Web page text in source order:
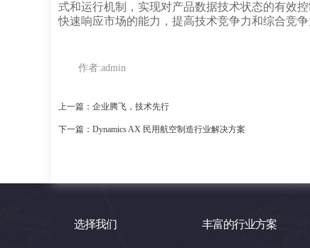
式和运行机制，实现对产品数据技术状态的有效
快速响应市场的能力，提高技术竞争力和综合竞争
作者:admin
上一篇：企业腾飞，技术先行
下一篇：Dynamics AX 民用航空制造行业解决方案
选择我们 丰富的行业方案